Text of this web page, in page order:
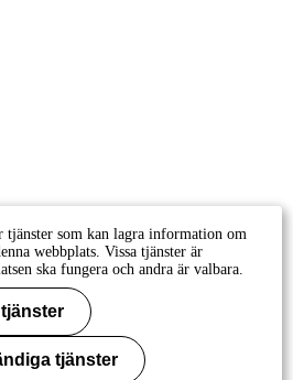
tjänster som kan lagra information om
webbplats. Vissa tjänster är
ska fungera och andra är valbara.
tjänster